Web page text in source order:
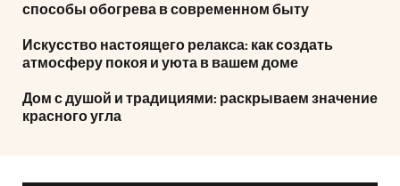
способы обогрева в современном быту
Искусство настоящего релакса: как создать
атмосферу покоя и уюта в вашем доме
Дом с душой и традициями: раскрываем значение
красного угла